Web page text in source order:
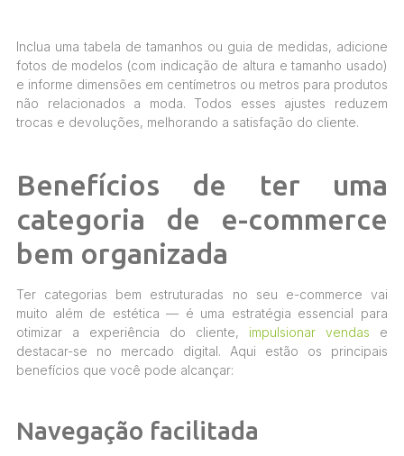
Inclua uma tabela de tamanhos ou guia de medidas, adicione
fotos de modelos (com indicação de altura e tamanho usado)
e informe dimensões em centímetros ou metros para produtos
não relacionados a moda. Todos esses ajustes reduzem
trocas e devoluções, melhorando a satisfação do cliente.
Benefícios de ter uma
categoria de e-commerce
bem organizada
Ter categorias bem estruturadas no seu e-commerce vai
muito além de estética — é uma estratégia essencial para
otimizar a experiência do cliente, impulsionar vendas e
destacar-se no mercado digital. Aqui estão os principais
benefícios que você pode alcançar:
Navegação facilitada